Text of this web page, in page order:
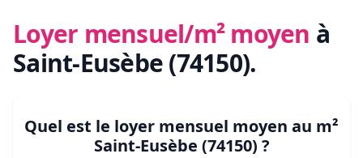
Loyer mensuel/m² moyen à
Saint-Eusèbe (74150).
Quel est le loyer mensuel moyen au m²
Saint-Eusèbe (74150) ?